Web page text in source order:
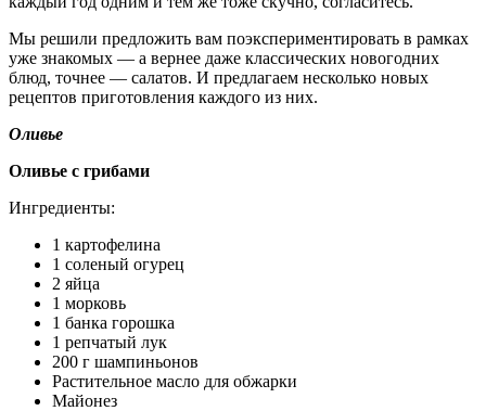
Мы решили предложить вам поэкспериментировать в рамках
уже знакомых — а вернее даже классических новогодних
блюд, точнее — салатов. И предлагаем несколько новых
рецептов приготовления каждого из них.
Оливье
Оливье с грибами
Ингредиенты:
1 картофелина
1 соленый огурец
2 яйца
1 морковь
1 банка горошка
1 репчатый лук
200 г шампиньонов
Растительное масло для обжарки
Майонез